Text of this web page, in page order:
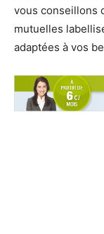
vous conseillons
mutuelles
adaptées à vos